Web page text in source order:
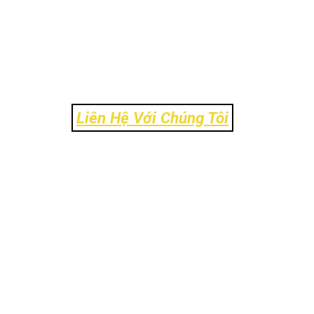
Liên Hệ Với Chúng Tôi